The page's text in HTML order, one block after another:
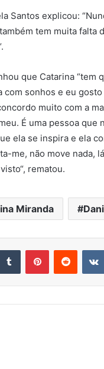
Santos explicou:
tem muita falta
que Catarina “tem
sonhos e eu
muito com a
É uma pessoa
ela se inspira e ela
me, não move nada,
rematou.
Miranda
Tumblr PinterestReddit